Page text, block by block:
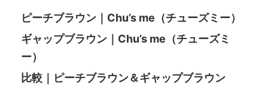
ピーチブラウン｜Chu’s me（チューズミー）
ギャップブラウン｜Chu’s me（チューズミ
ー）
比較｜ピーチブラウン＆ギャップブラウン